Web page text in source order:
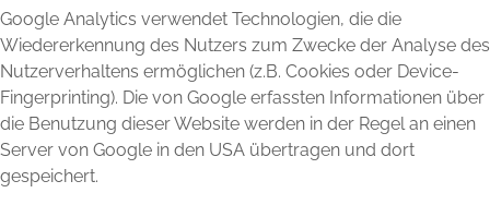
Google Analytics verwendet Technologien, die die
Wiedererkennung des Nutzers zum Zwecke der Analyse des
Nutzerverhaltens ermöglichen (z.B. Cookies oder Device-
Fingerprinting). Die von Google erfassten Informationen über
die Benutzung dieser Website werden in der Regel an einen
Server von Google in den USA übertragen und dort
gespeichert.